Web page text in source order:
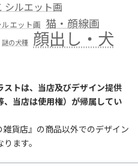
シルエット画
エット画 猫・顔線画
謎の犬種 顔出し・犬
ストは、当店及びデザイン提供
当店は使用権）が帰属してい
貨店』の商品以外でのデザイン
ます。